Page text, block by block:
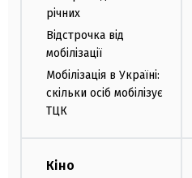
річних
Відстрочка від
мобілізації
Мобілізація в Україні:
скільки осіб мобілізує
ТЦК
Кіно